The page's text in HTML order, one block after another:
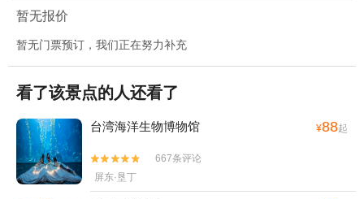
暂无报价
暂无门票预订，我们正在努力补充
看了该景点的人还看了
台湾海洋生物博物馆 ¥88起


667条评论
屏东·垦丁